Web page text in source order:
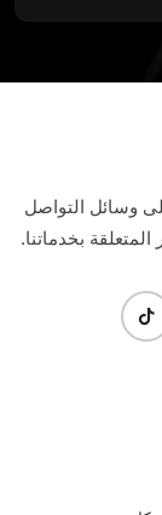
وسائل التواصل
بخدماتنا.